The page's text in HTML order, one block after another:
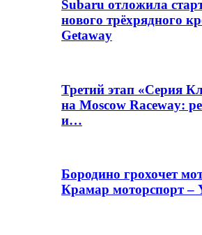
Subaru отложила
нового трёхрядного
Getaway
Третий этап «Серия
на Moscow Raceway:
и…
Бородино грохочет
Крамар моторспорт